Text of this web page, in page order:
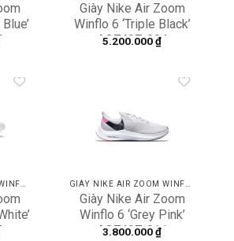
Giày Nike Air Zoom
Winflo 6 ‘Triple Black’
AQ7497-004
5.200.000₫
wishlist
Giày Nike Air Zoom
Winflo 6 ‘Grey Pink’
AQ7497-011
3.800.000₫